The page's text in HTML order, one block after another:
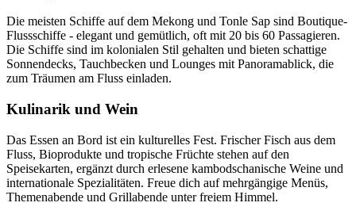
Die meisten Schiffe auf dem Mekong und Tonle Sap sind Boutique-
Flussschiffe - elegant und gemütlich, oft mit 20 bis 60 Passagieren.
Die Schiffe sind im kolonialen Stil gehalten und bieten schattige
Sonnendecks, Tauchbecken und Lounges mit Panoramablick, die
zum Träumen am Fluss einladen.
Kulinarik und Wein
Das Essen an Bord ist ein kulturelles Fest. Frischer Fisch aus dem
Fluss, Bioprodukte und tropische Früchte stehen auf den
Speisekarten, ergänzt durch erlesene kambodschanische Weine und
internationale Spezialitäten. Freue dich auf mehrgängige Menüs,
Themenabende und Grillabende unter freiem Himmel.